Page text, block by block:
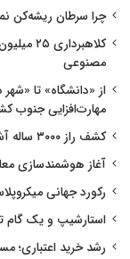
چرا سرطان ریشه‌کن
مصنوعی
از «دانشگاه» تا
مهارت‌افزایی جنوب
کشف راز ۳۰۰۰ ساله آشوریان
آغاز هوشمندسازی
رکورد جهانی
استارشیپ و یک گام
رشد خرید اعتباری؛